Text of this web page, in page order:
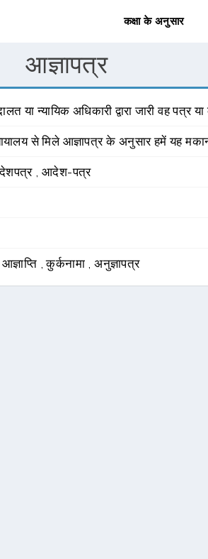
कक्षा के अनुसार
आज्ञापत्र
या न्यायिक अधिकारी द्वारा जारी वह पत्र
से मिले आज्ञापत्र के अनुसार हमें यह
,आदेश-पत्र
आज्ञाप्ति ,कुर्कनामा ,अनुज्ञापत्र